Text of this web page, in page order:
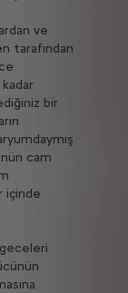
ve
tarafından
bir
cam
içinde